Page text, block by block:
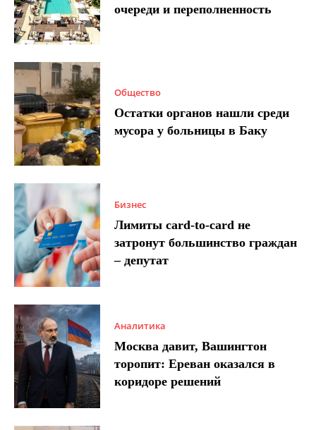
очереди и переполненность
Общество
Остатки органов нашли среди
мусора у больницы в Баку
Бизнес
Лимиты card-to-card не
затронут большинство граждан
– депутат
Аналитика
Москва давит, Вашингтон
торопит: Ереван оказался в
коридоре решений